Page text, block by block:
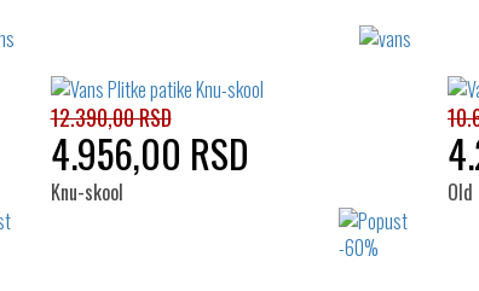
12.390,00 RSD
4.956,00 RSD
Knu-skool Old